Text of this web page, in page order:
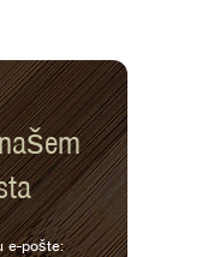
e-pošte: